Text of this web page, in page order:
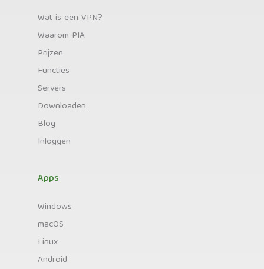
Wat is een VPN?
Waarom PIA
Prijzen
Functies
Servers
Downloaden
Blog
Inloggen
Apps
Windows
macOS
Linux
Android